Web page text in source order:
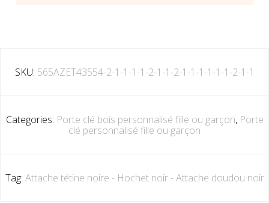
SKU: 565AZET43554-2-1-1-1-1-2-1-1-2-1-1-1-1-1-1-2-1-1
Categories: Porte clé bois personnalisé fille ou garçon, Porte
clé personnalisé fille ou garçon
Tag: Attache tétine noire - Hochet noir - Attache doudou noir